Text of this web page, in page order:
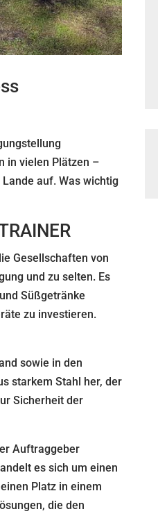
in vielen Plätzen –
auf. Was wichtig
Gesellschaften von
und zu selten. Es
Süßgetränke
zu investieren.
sowie in den
starkem Stahl her, der
Sicherheit der
Auftraggeber
es sich um einen
Platz in einem
die den